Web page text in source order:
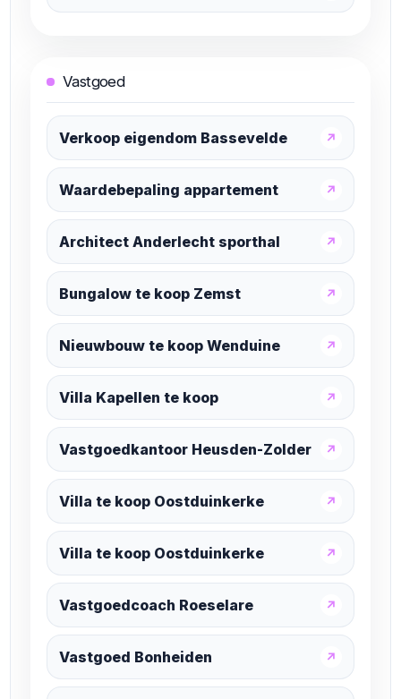
Vastgoed
Verkoop eigendom Bassevelde ↗
Waardebepaling appartement ↗
Architect Anderlecht sporthal ↗
Bungalow te koop Zemst ↗
Nieuwbouw te koop Wenduine ↗
Villa Kapellen te koop ↗
Vastgoedkantoor Heusden-Zolder ↗
Villa te koop Oostduinkerke ↗
Villa te koop Oostduinkerke ↗
Vastgoedcoach Roeselare ↗
Vastgoed Bonheiden ↗